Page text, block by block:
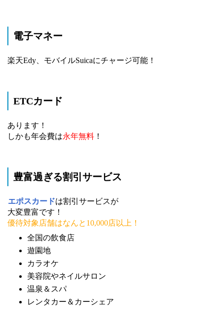
電子マネー
楽天Edy、モバイルSuicaにチャージ可能！
ETCカード
あります！
しかも年会費は永年無料 ！
豊富過ぎる割引サービス
エポスカードは割引サービスが
大変豊富です！
優待対象店舗はなんと10,000店以上！
全国の飲食店
遊園地
カラオケ
美容院やネイルサロン
温泉＆スパ
レンタカー＆カーシェア